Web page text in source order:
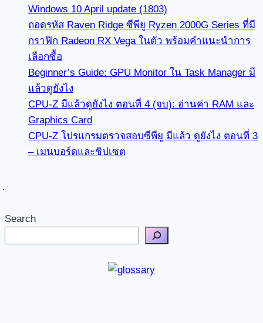
Windows 10 April update (1803)
ถอดรหัส Raven Ridge ซีพียู Ryzen 2000G Series ที่มี
กราฟิก Radeon RX Vega ในตัว พร้อมคำแนะนำการ
เลือกซื้อ
Beginner’s Guide: GPU Monitor ใน Task Manager มี
แล้วดูยังไง
CPU-Z มีแล้วดูยังไง ตอนที่ 4 (จบ): อ่านค่า RAM และ
Graphics Card
CPU-Z โปรแกรมตรวจสอบซีพียู มีแล้ว ดูยังไง ตอนที่ 3
– เมนบอร์ดและชิปเซต
Search